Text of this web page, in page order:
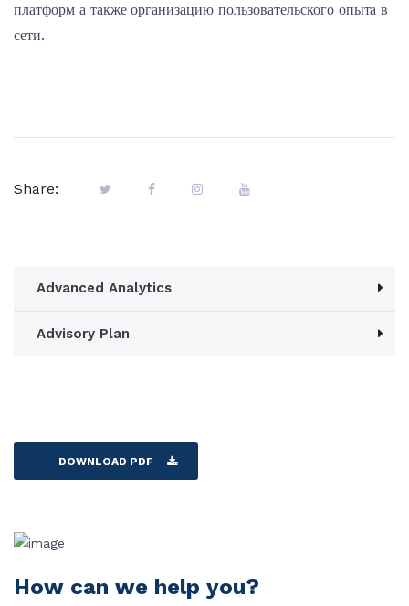
платформ а также организацию пользовательского опыта в
сети.
Share:
Advanced Analytics
Advisory Plan
DOWNLOAD PDF
How can we help you?